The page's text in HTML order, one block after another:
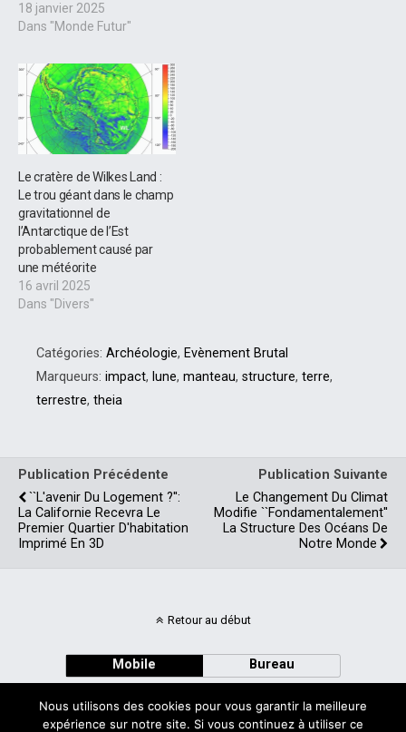
18 janvier 2025
Dans "Monde Futur"
Le cratère de Wilkes Land :
Le trou géant dans le champ
gravitationnel de
l’Antarctique de l’Est
probablement causé par
une météorite
16 avril 2025
Dans "Divers"
Catégories: Archéologie, Evènement Brutal
Marqueurs: impact, lune, manteau, structure, terre,
terrestre, theia
Publication Précédente
``L'avenir Du Logement ?'':
La Californie Recevra Le
Premier Quartier D'habitation
Imprimé En 3D
Publication Suivante
Le Changement Du Climat
Modifie ``fondamentalement''
La Structure Des Océans De
Notre Monde
Retour au début
Mobile Bureau
Nous utilisons des cookies pour vous garantir la meilleure
expérience sur notre site. Si vous continuez à utiliser ce